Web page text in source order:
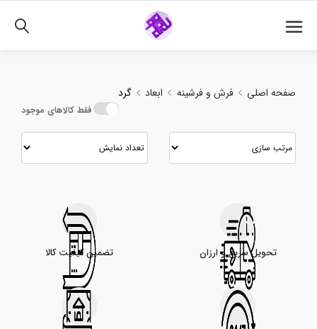
خرید و مقایسه انواع گرد با بهترین قیمت
صفحه اصلی فرش و فرشینه ابعاد گرد
فقط کالاهای موجود
تحویل سریع و ارزان تضمین کیفیت کالا